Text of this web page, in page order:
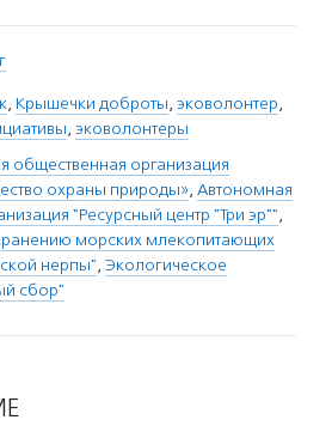
, Крышечки доброты, эковолонтер,
, эковолонтеры
общественная организация
охраны природы», Автономная
"Ресурсный центр "Три эр"",
морских млекопитающих
нерпы", Экологическое
сбор"